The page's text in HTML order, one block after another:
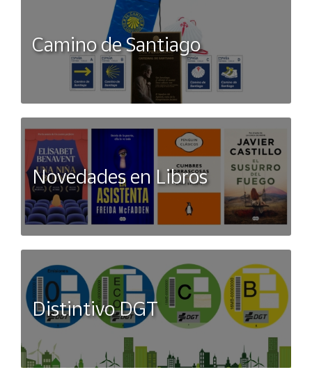
Camino de Santiago
Novedades en Libros
Distintivo DGT